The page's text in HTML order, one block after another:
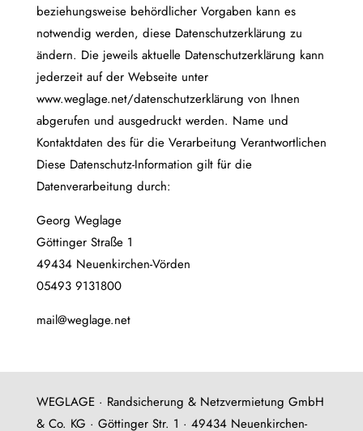
beziehungsweise behördlicher Vorgaben kann es
notwendig werden, diese Datenschutzerklärung zu
ändern. Die jeweils aktuelle Datenschutzerklärung kann
jederzeit auf der Webseite unter
www.weglage.net/datenschutzerklärung von Ihnen
abgerufen und ausgedruckt werden. Name und
Kontaktdaten des für die Verarbeitung Verantwortlichen
Diese Datenschutz-Information gilt für die
Datenverarbeitung durch:
Georg Weglage
Göttinger Straße 1
49434 Neuenkirchen-Vörden
05493 9131800
mail@weglage.net
WEGLAGE · Randsicherung & Netzvermietung GmbH
& Co. KG · Göttinger Str. 1 · 49434 Neuenkirchen-